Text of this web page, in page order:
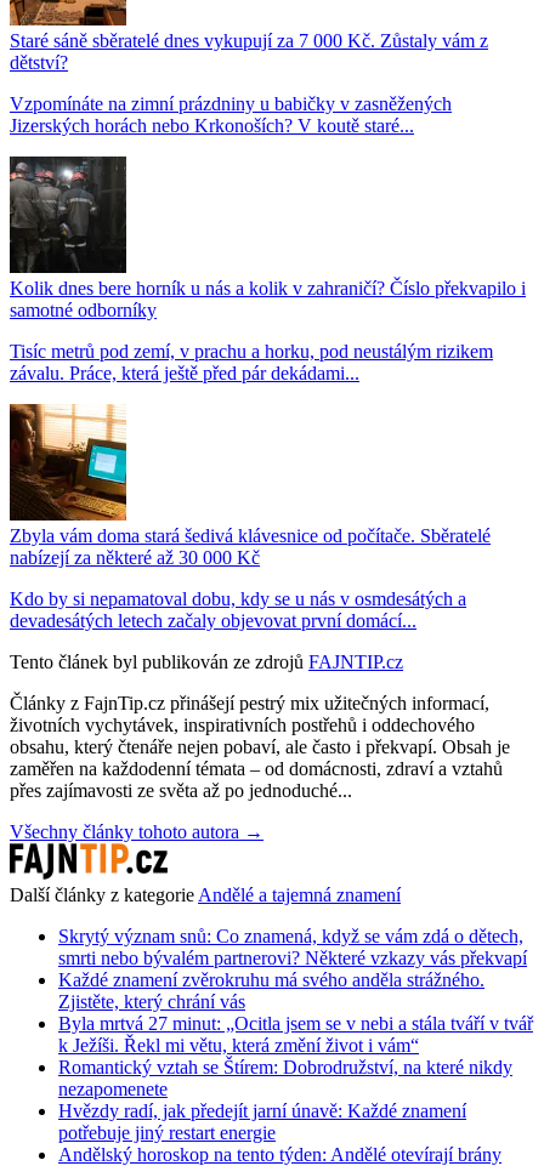
Staré sáně sběratelé dnes vykupují za 7 000 Kč. Zůstaly vám z
dětství?
Vzpomínáte na zimní prázdniny u babičky v zasněžených
Jizerských horách nebo Krkonoších? V koutě staré...
Kolik dnes bere horník u nás a kolik v zahraničí? Číslo překvapilo i
samotné odborníky
Tisíc metrů pod zemí, v prachu a horku, pod neustálým rizikem
závalu. Práce, která ještě před pár dekádami...
Zbyla vám doma stará šedivá klávesnice od počítače. Sběratelé
nabízejí za některé až 30 000 Kč
Kdo by si nepamatoval dobu, kdy se u nás v osmdesátých a
devadesátých letech začaly objevovat první domácí...
Tento článek byl publikován ze zdrojů FAJNTIP.cz
Články z FajnTip.cz přinášejí pestrý mix užitečných informací,
životních vychytávek, inspirativních postřehů i oddechového
obsahu, který čtenáře nejen pobaví, ale často i překvapí. Obsah je
zaměřen na každodenní témata – od domácnosti, zdraví a vztahů
přes zajímavosti ze světa až po jednoduché...
Všechny články tohoto autora →
Další články z kategorie Andělé a tajemná znamení
Skrytý význam snů: Co znamená, když se vám zdá o dětech,
smrti nebo bývalém partnerovi? Některé vzkazy vás překvapí
Každé znamení zvěrokruhu má svého anděla strážného.
Zjistěte, který chrání vás
Byla mrtvá 27 minut: „Ocitla jsem se v nebi a stála tváří v tvář
k Ježíši. Řekl mi větu, která změní život i vám“
Romantický vztah se Štírem: Dobrodružství, na které nikdy
nezapomenete
Hvězdy radí, jak předejít jarní únavě: Každé znamení
potřebuje jiný restart energie
Andělský horoskop na tento týden: Andělé otevírají brány